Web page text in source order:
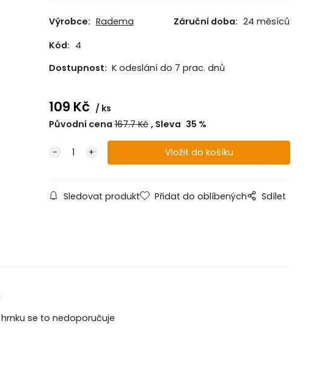
Výrobce: Radema Záruční doba: 24 měsíců
Kód: 4
Dostupnost: K odeslání do 7 prac. dnů
109 Kč
ks
Původní cena 167.7Kč Sleva 35 %
Sledovat produkt Přidat do oblíbených Sdílet
se to nedoporučuje